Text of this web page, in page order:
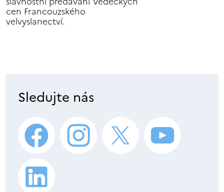
cen Francouzského
velvyslanectví.
Sledujte nás